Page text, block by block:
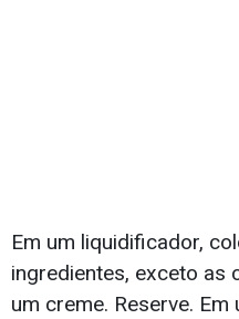
Em um liquidificador,
ingredientes, exceto as
um creme. Reserve.